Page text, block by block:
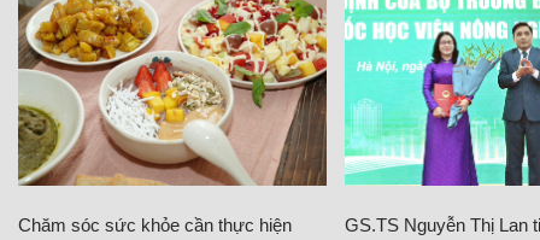
Chăm sóc sức khỏe cần thực hiện
GS.TS Nguyễn Thị Lan